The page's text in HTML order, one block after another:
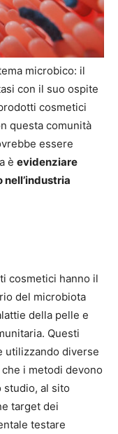
microbico: il
con il suo ospite
cosmetici
questa comunità
essere
è evidenziare
cosmetici hanno il
del microbiota
della pelle e
Questi
utilizzando diverse
i metodi devono
studio, al sito
target dei
testare